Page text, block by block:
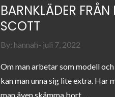
BARNKLÄDER FRÅN
SCOTT
By: hannah Posted
juli 7, 2022
Om man arbetar som modell
kan man unna sig lite extra. Har
man även skämma bort…